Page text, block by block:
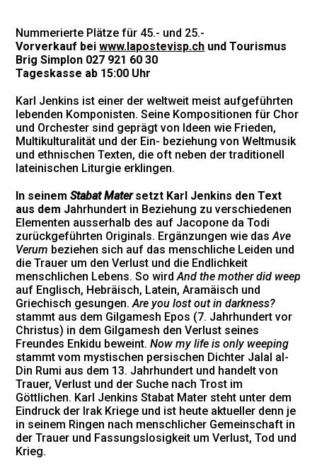
Nummerierte Plätze für 45.- und 25.-
Vorverkauf beiwww.lapostevisp.ch und Tourismus
Brig Simplon 027 921 60 30
Tageskasse ab 15:00 Uhr
Karl Jenkins ist einer der weltweit meist aufgeführten
lebenden Komponisten. Seine Kompositionen für Chor
und Orchester sind geprägt von Ideen wie Frieden,
Multikulturalität und der Ein- beziehung von Weltmusik
und ethnischen Texten, die oft neben der traditionell
lateinischen Liturgie erklingen.
In seinem Stabat Mater setzt Karl Jenkins den Text
aus dem Jahrhundert in Beziehung zu verschiedenen
Elementen ausserhalb des auf Jacopone da Todi
zurückgeführten Originals. Ergänzungen wie dasAve
Verum beziehen sich auf das menschliche Leiden und
die Trauer um den Verlust und die Endlichkeit
menschlichen Lebens. So wirdAnd the mother did weep
auf Englisch, Hebräisch, Latein, Aramäisch und
Griechisch gesungen.Are you lost out in darkness?
stammt aus dem Gilgamesh Epos (7. Jahrhundert vor
Christus) in dem Gilgamesh den Verlust seines
Freundes Enkidu beweint.Nowmylifeis only weeping
stammt vom mystischen persischen Dichter Jalal al-
Din Rumi aus dem 13. Jahrhundert und handelt von
Trauer, Verlust und der Suche nach Trost im
Göttlichen. Karl Jenkins Stabat Mater steht unter dem
Eindruck der Irak Kriege und ist heute aktueller denn je
in seinem Ringen nach menschlicher Gemeinschaft in
der Trauer und Fassungslosigkeit um Verlust, Tod und
Krieg.